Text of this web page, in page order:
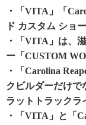
・「VITA」「
ド カスタム ショ
・「VITA」は、
ー「CUSTOM
・「Carolina
クビルダーだけで
ラットトラックラ
・「VITA」と「